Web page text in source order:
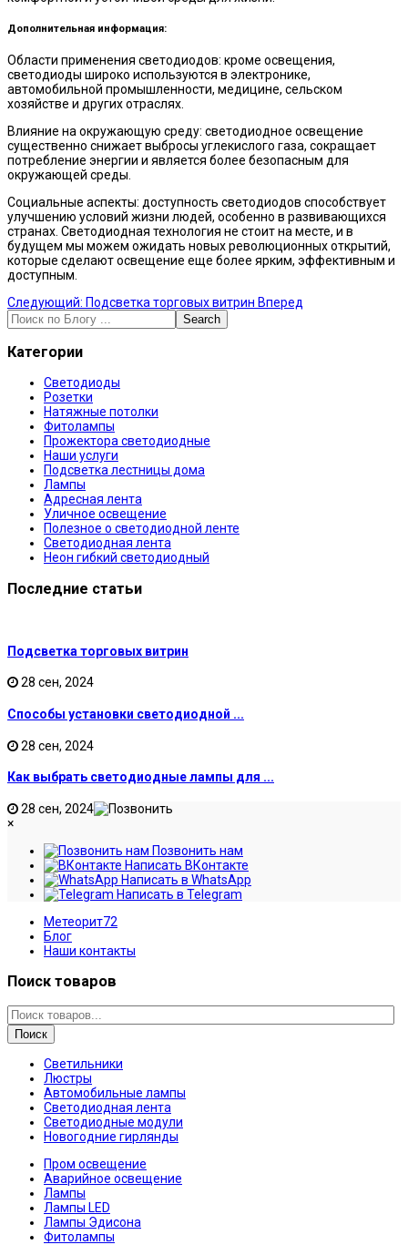
Дополнительная информация:
Области применения светодиодов: кроме освещения,
светодиоды широко используются в электронике,
автомобильной промышленности, медицине, сельском
хозяйстве и других отраслях.
Влияние на окружающую среду: светодиодное освещение
существенно снижает выбросы углекислого газа, сокращает
потребление энергии и является более безопасным для
окружающей среды.
Социальные аспекты: доступность светодиодов способствует
улучшению условий жизни людей, особенно в развивающихся
странах. Светодиодная технология не стоит на месте, и в
будущем мы можем ожидать новых революционных открытий,
которые сделают освещение еще более ярким, эффективным и
доступным.
Следующий: Подсветка торговых витрин Вперед
Search
Категории
Светодиоды
Розетки
Натяжные потолки
Фитолампы
Прожектора светодиодные
Наши услуги
Подсветка лестницы дома
Лампы
Адресная лента
Уличное освещение
Полезное о светодиодной ленте
Светодиодная лента
Неон гибкий светодиодный
Последние статьи
Подсветка торговых витрин
28 сен, 2024
Способы установки светодиодной ...
28 сен, 2024
Как выбрать светодиодные лампы для ...
28 сен, 2024
×
Позвонить нам
Написать ВКонтакте
Написать в WhatsApp
Написать в Telegram
Метеорит72
Блог
Наши контакты
Поиск товаров
Поиск
Светильники
Люстры
Автомобильные лампы
Светодиодная лента
Светодиодные модули
Новогодние гирлянды
Пром освещение
Аварийное освещение
Лампы
Лампы LED
Лампы Эдисона
Фитолампы